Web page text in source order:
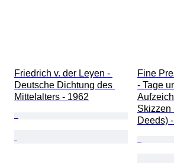
Friedrich v. der Leyen -
Deutsche Dichtung des
Mittelalters - 1962
Fine
- Tage
Skizzen
Deeds)